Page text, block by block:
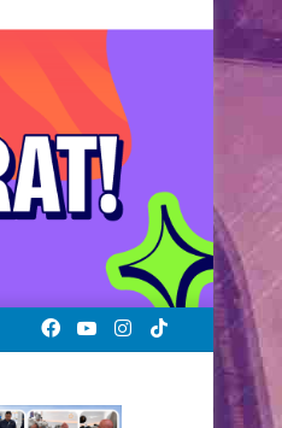
TikTok
Instagram
YouTube
Facebook